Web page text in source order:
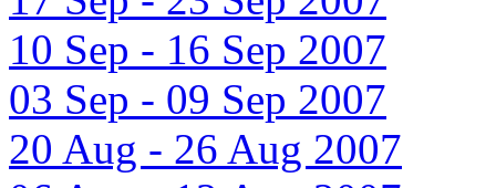
10 Sep - 16 Sep 2007
03 Sep - 09 Sep 2007
20 Aug - 26 Aug 2007